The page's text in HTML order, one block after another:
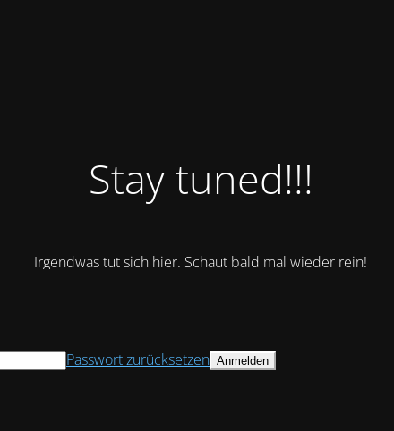
Stay tuned!!!
Irgendwas tut sich hier. Schaut bald mal wieder rein!
Passwort zurücksetzen